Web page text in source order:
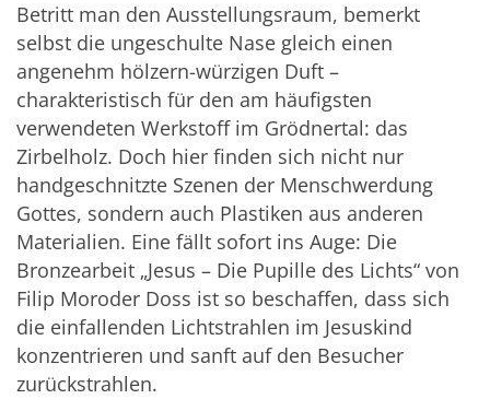
Betritt man den Ausstellungsraum, bemerkt
selbst die ungeschulte Nase gleich einen
angenehm hölzern-würzigen Duft –
charakteristisch für den am häufigsten
verwendeten Werkstoff im Grödnertal: das
Zirbelholz. Doch hier finden sich nicht nur
handgeschnitzte Szenen der Menschwerdung
Gottes, sondern auch Plastiken aus anderen
Materialien. Eine fällt sofort ins Auge: Die
Bronzearbeit „Jesus – Die Pupille des Lichts“ von
Filip Moroder Doss ist so beschaffen, dass sich
die einfallenden Lichtstrahlen im Jesuskind
konzentrieren und sanft auf den Besucher
zurückstrahlen.